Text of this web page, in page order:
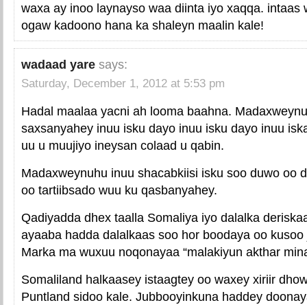
waxa ay inoo laynayso waa diinta iyo xaqqa. intaas
ogaw kadoono hana ka shaleyn maalin kale!
wadaad yare says:
Saturday, December 1, 2012 at 5:53 pm
Hadal maalaa yacni ah looma baahna.
saxsanyahey inuu isku dayo inuu isku dayo inuu
uu u muujiyo ineysan colaad u qabin.
Madaxweynuhu inuu shacabkiisi isku soo duwo oo
oo tartiibsado wuu ku qasbanyahey.
Qadiyadda dhex taalla Somaliya iyo dalalka
ayaaba hadda dalalkaas soo hor boodaya oo
Marka ma wuxuu noqonayaa “malakiyun akthar
Somaliland halkaasey istaagtey oo waxey xiriir
Puntland sidoo kale. Jubbooyinkuna haddey